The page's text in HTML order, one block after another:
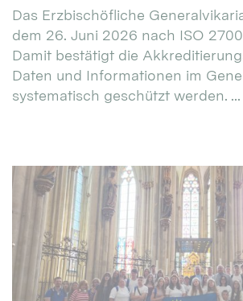
Das Erzbischöfliche
dem 26. Juni 2026 nach ISO
Damit bestätigt die
Daten und Informationen im
systematisch geschützt werden. ...